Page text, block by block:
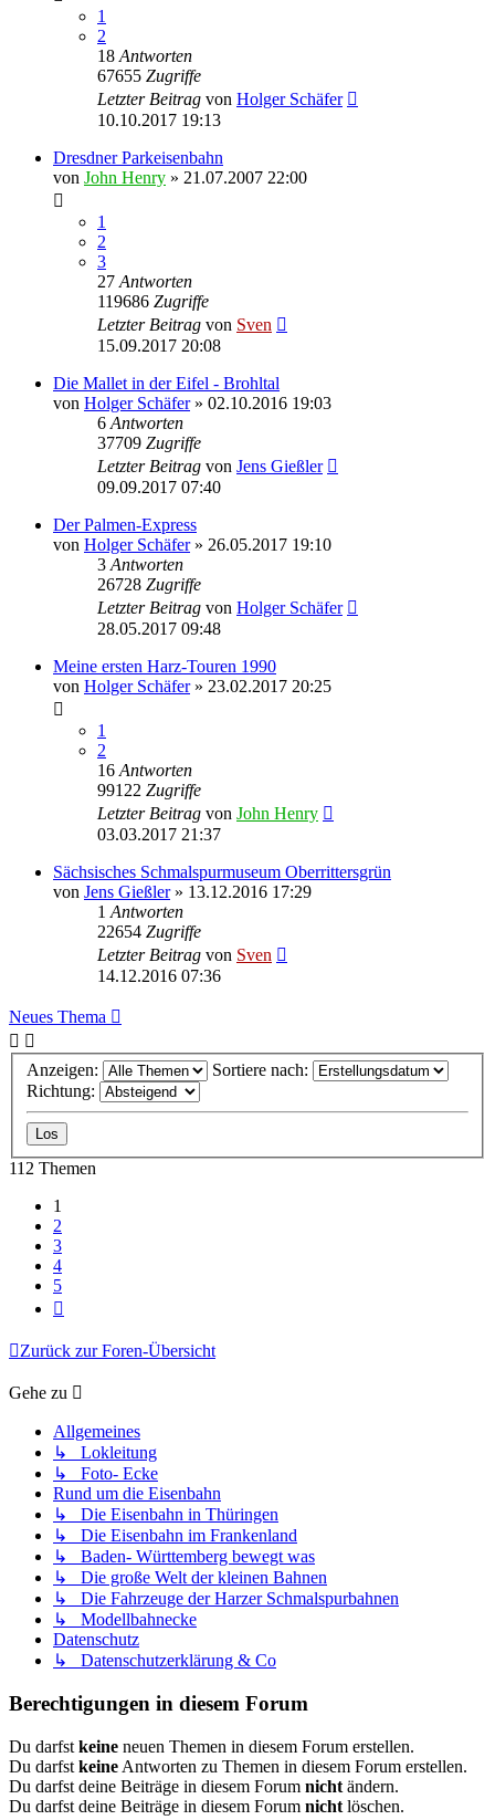
1
2
18 Antworten
67655 Zugriffe
Letzter Beitrag von Holger Schäfer
10.10.2017 19:13
Dresdner Parkeisenbahn
von John Henry » 21.07.2007 22:00
1
2
3
27 Antworten
119686 Zugriffe
Letzter Beitrag von Sven
15.09.2017 20:08
Die Mallet in der Eifel - Brohltal
von Holger Schäfer» 02.10.2016 19:03
6 Antworten
37709 Zugriffe
Letzter Beitrag von Jens Gießler
09.09.2017 07:40
Der Palmen-Express
von Holger Schäfer» 26.05.2017 19:10
3 Antworten
26728 Zugriffe
Letzter Beitrag von Holger Schäfer
28.05.2017 09:48
Meine ersten Harz-Touren 1990
von Holger Schäfer» 23.02.2017 20:25
1
2
16 Antworten
99122 Zugriffe
Letzter Beitrag von John Henry
03.03.2017 21:37
Sächsisches Schmalspurmuseum Oberrittersgrün
von Jens Gießler» 13.12.2016 17:29
1 Antworten
22654 Zugriffe
Letzter Beitrag von Sven
14.12.2016 07:36
Neues Thema
Anzeigen:
Sortiere nach:
Richtung:
112 Themen
1
2
3
4
5
Zurück zur Foren-Übersicht
Gehe zu
Allgemeines
↳ Lokleitung
↳ Foto- Ecke
Rund um die Eisenbahn
↳ Die Eisenbahn in Thüringen
↳ Die Eisenbahn im Frankenland
↳ Baden- Württemberg bewegt was
↳ Die große Welt der kleinen Bahnen
↳ Die Fahrzeuge der Harzer Schmalspurbahnen
↳ Modellbahnecke
Datenschutz
↳ Datenschutzerklärung & Co
Berechtigungen in diesem Forum
Du darfst keine neuen Themen in diesem Forum erstellen.
Du darfst keine Antworten zu Themen in diesem Forum erstellen.
Du darfst deine Beiträge in diesem Forum nicht ändern.
Du darfst deine Beiträge in diesem Forum nicht löschen.